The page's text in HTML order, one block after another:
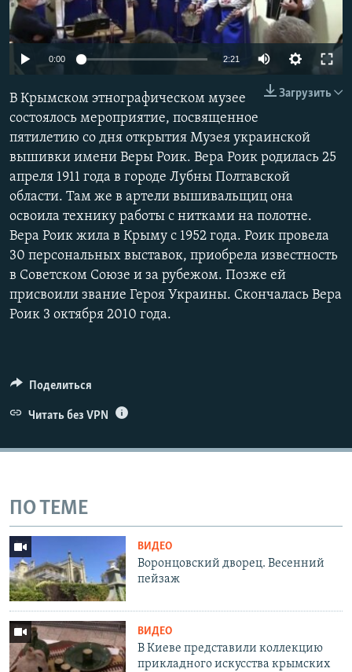
ПОБЕДИТЕЛЕЙ НЕ СУДЯТ?
КРЫМ.НЕПОКОРЕННЫЙ
УКРАИНСКАЯ ПРОБЛЕМА КРЫМА
ПРИСОЕДИНЯЙТЕСЬ!
Все сайты RFE/RL
0:00 2:21
Загрузить
В Крымском этнографическом музее
состоялось мероприятие, посвященное
пятилетию со дня открытия Музея украинской
вышивки имени Веры Роик. Вера Роик родилась 25
апреля 1911 года в городе Лубны Полтавской
области. Там же в артели вышивальщиц она
освоила технику работы с нитками на полотне.
Вера Роик жила в Крыму с 1952 года. Роик провела
30 персональных выставок, приобрела известность
в Советском Союзе и за рубежом. Позже ей
присвоили звание Героя Украины. Скончалась Вера
Роик 3 октября 2010 года.
Поделиться
Читать без VPN
ПО ТЕМЕ
ВИДЕО
Воронцовский дворец. Весенний
пейзаж
ВИДЕО
В Киеве представили коллекцию
прикладного искусства крымских